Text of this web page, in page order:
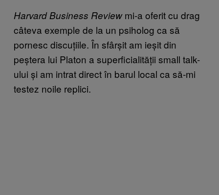
Harvard Business Reviewmi-a oferit cu drag
câteva exemple de la un psiholog ca să
pornesc discuțiile. În sfârșit am ieșit din
peștera lui Platon a superficialității small talk-
ului și am intrat direct în barul local ca să-mi
testez noile replici.